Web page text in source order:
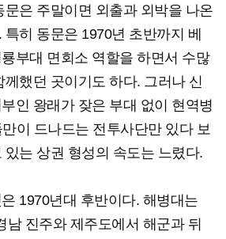
문은 주말이면 외출과 외박을 나온
히 동문은 1970년 초반까지 베
부대 면회소 역할을 하면서 수많
했던 곳이기도 하다. 그러나 신
인 왕래가 잦은 부대 없이 현역병
이 드나드는 전투사단만 있다 보
있는 상권 형성의 속도는 느렸다.
1970년대 후반이다. 해병대는
남 진주와 제주도에서 해군과 뒤